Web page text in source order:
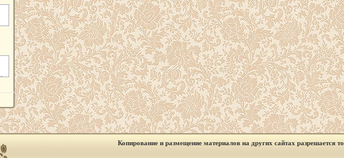
Копирование и размещение материалов на других сайтах разрешается